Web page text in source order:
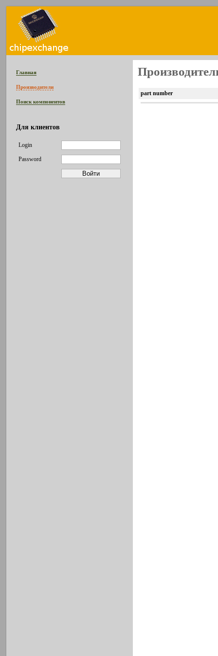
Главная
Производители
Поиск компонентов
Для клиентов
Login
Password
part number